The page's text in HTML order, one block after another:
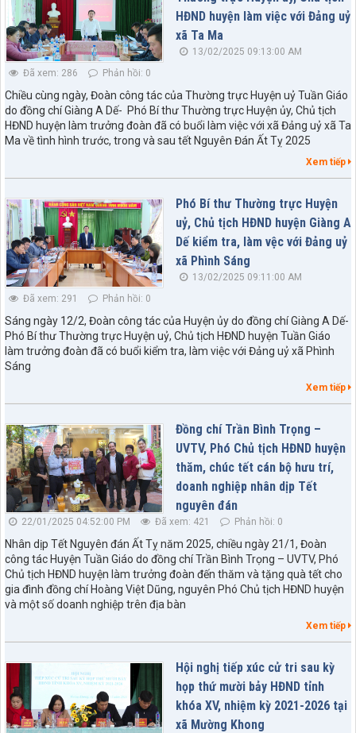
HĐND huyện làm việc với Đảng uỷ
xã Ta Ma
13/02/2025 09:13:00 AM
Đã xem: 286
Phản hồi: 0
Chiều cùng ngày, Đoàn công tác của Thường trực Huyện uỷ Tuần Giáo
do đồng chí Giàng A Dế- Phó Bí thư Thường trực Huyện ủy, Chủ tịch
HĐND huyện làm trưởng đoàn đã có buổi làm việc với xã Đảng uỷ xã Ta
Ma về tình hình trước, trong và sau tết Nguyên Đán Ất Tỵ 2025
Xem tiếp
Phó Bí thư Thường trực Huyện
uỷ, Chủ tịch HĐND huyện Giàng A
Dế kiểm tra, làm vệc với Đảng uỷ
xã Phình Sáng
13/02/2025 09:11:00 AM
Đã xem: 291
Phản hồi: 0
Sáng ngày 12/2, Đoàn công tác của Huyện ủy do đồng chí Giàng A Dế-
Phó Bí thư Thường trực Huyện uỷ, Chủ tịch HĐND huyện Tuần Giáo
làm trưởng đoàn đã có buổi kiểm tra, làm việc với Đảng uỷ xã Phình
Sáng
Xem tiếp
Đồng chí Trần Bình Trọng –
UVTV, Phó Chủ tịch HĐND huyện
thăm, chúc tết cán bộ hưu trí,
doanh nghiệp nhân dịp Tết
nguyên đán
22/01/2025 04:52:00 PM Đã xem: 421 Phản hồi: 0
Nhân dịp Tết Nguyên đán Ất Tỵ năm 2025, chiều ngày 21/1, Đoàn
công tác Huyện Tuần Giáo do đồng chí Trần Bình Trọng – UVTV, Phó
Chủ tịch HĐND huyện làm trưởng đoàn đến thăm và tặng quà tết cho
gia đình đồng chí Hoàng Việt Dũng, nguyên Phó Chủ tịch HĐND huyện
và một số doanh nghiệp trên địa bàn
Xem tiếp
Hội nghị tiếp xúc cử tri sau kỳ
họp thứ mười bảy HĐND tỉnh
khóa XV, nhiệm kỳ 2021-2026 tại
xã Mường Khong